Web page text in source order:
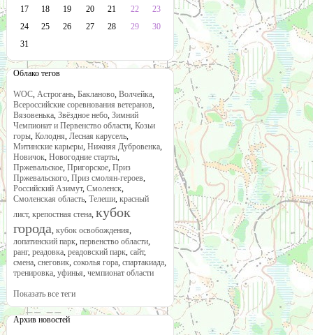
17
18 19 20 21 22
23
24
25 26 27 28 29
30
31
Облако тегов
WOC, Астрогань, Бакланово, Волчейка,
Всероссийские соревнования ветеранов,
Вязовенька, Звёздное небо, Зимний
Чемпионат и Первенство области, Козьи
горы, Колодня, Лесная карусель,
Митинские карьеры, Нижняя Дубровенка,
Новичок, Новогодние старты,
Пржевальское, Пригорское, Приз
Пржевальского, Приз смолян-героев,
Российский Азимут, Смоленск,
Смоленская область, Телеши, красный
лист, крепостная стена, кубок
города, кубок освобождения,
лопатинский парк, первенство области,
ранг, реадовка, реадовский парк, сайт,
смена, снеговик, соколья гора, спартакиада,
тренировка, уфинья, чемпионат области
Показать все теги
Архив новостей